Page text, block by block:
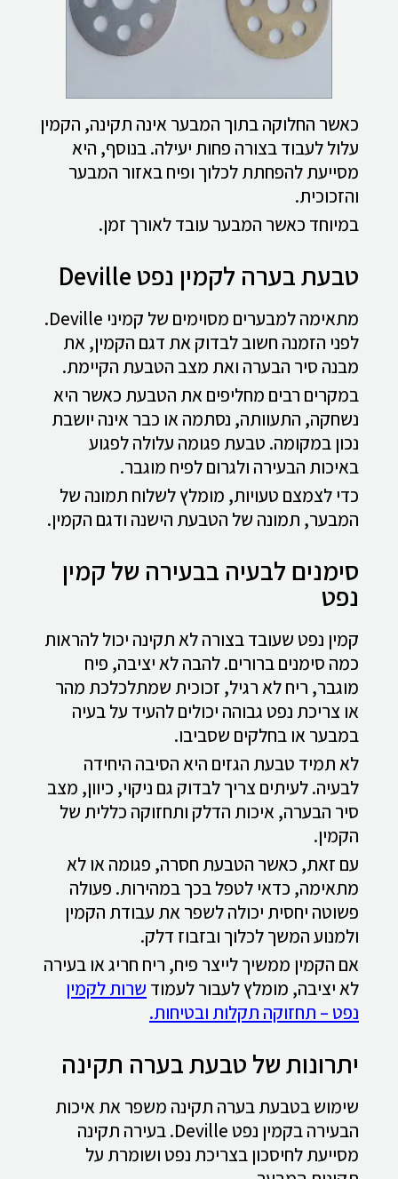
כאשר החלוקה בתוך המבער אינה תקינה, הקמין
עלול לעבוד בצורה פחות יעילה. בנוסף, היא
מסייעת להפחתת לכלוך ופיח באזור המבער
והזכוכית.
במיוחד כאשר המבער עובד לאורך זמן.
טבעת בערה לקמין נפט Deville
מתאימה למבערים מסוימים של קמיני Deville.
לפני הזמנה חשוב לבדוק את דגם הקמין, את
מבנה סיר הבערה ואת מצב הטבעת הקיימת.
במקרים רבים מחליפים את הטבעת כאשר היא
נשחקה, התעוותה, נסתמה או כבר אינה יושבת
נכון במקומה. טבעת פגומה עלולה לפגוע
באיכות הבעירה ולגרום לפיח מוגבר.
כדי לצמצם טעויות, מומלץ לשלוח תמונה של
המבער, תמונה של הטבעת הישנה ודגם הקמין.
סימנים לבעיה בבעירה של קמין
נפט
קמין נפט שעובד בצורה לא תקינה יכול להראות
כמה סימנים ברורים. להבה לא יציבה, פיח
מוגבר, ריח לא רגיל, זכוכית שמתלכלכת מהר
או צריכת נפט גבוהה יכולים להעיד על בעיה
במבער או בחלקים שסביבו.
לא תמיד טבעת הגזים היא הסיבה היחידה
לבעיה. לעיתים צריך לבדוק גם ניקוי, כיוון, מצב
סיר הבערה, איכות הדלק ותחזוקה כללית של
הקמין.
עם זאת, כאשר הטבעת חסרה, פגומה או לא
מתאימה, כדאי לטפל בכך במהירות. פעולה
פשוטה יחסית יכולה לשפר את עבודת הקמין
ולמנוע המשך לכלוך ובזבוז דלק.
אם הקמין ממשיך לייצר פיח, ריח חריג או בעירה
לא יציבה, מומלץ לעבור לעמוד שרות לקמין
נפט – תחזוקה תקלות ובטיחות.
יתרונות של טבעת בערה תקינה
שימוש בטבעת בערה תקינה משפר את איכות
הבעירה בקמין נפט Deville. בעירה תקינה
מסייעת לחיסכון בצריכת נפט ושומרת על